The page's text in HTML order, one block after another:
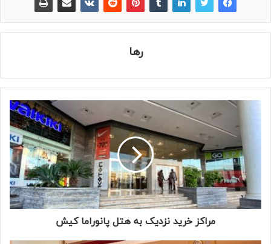
رها
مراکز خرید نزدیک به هتل پانوراما کیش